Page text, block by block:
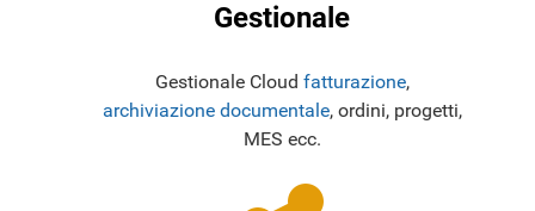
Gestionale
Gestionale Cloud fatturazione,
archiviazione documentale, ordini, progetti,
MES ecc.